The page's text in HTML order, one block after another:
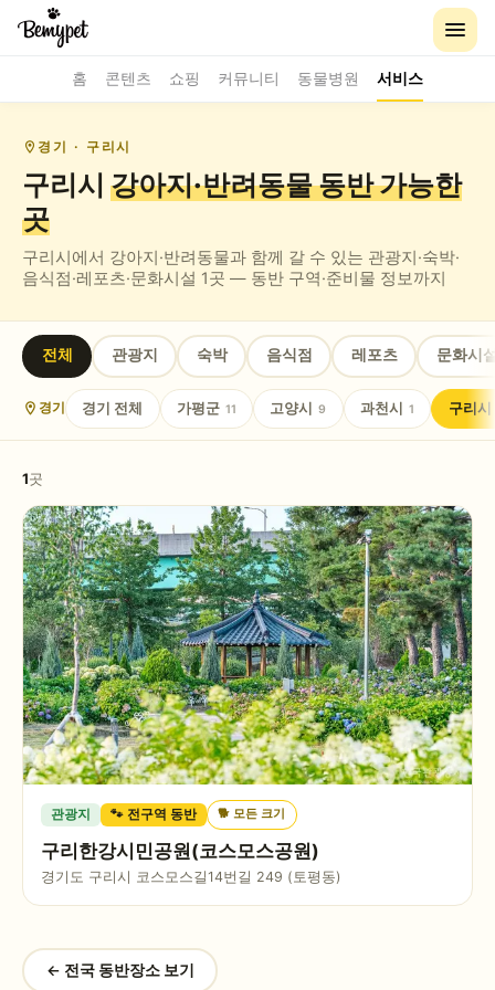
홈 콘텐츠 쇼핑 커뮤니티 동물병원 서비스
경기 · 구리시
구리시 강아지·반려동물 동반가능한
곳
구리시에서 강아지·반려동물과 함께 갈 수 있는 관광지·숙박·
음식점·레포츠·문화시설 1곳 — 동반 구역·준비물 정보까지
전체 관광지 숙박 음식점 레포츠 문화시
경기 경기 전체 가평군 11 고양시 9 과천시 1 구리시
1곳
관광지 🐾 전구역 동반 🐕모든 크기
구리한강시민공원(코스모스공원)
경기도 구리시 코스모스길14번길 249 (토평동)
← 전국 동반장소 보기